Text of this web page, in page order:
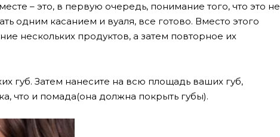
– это, в первую очередь, понимание того, что это не
одним касанием и вуаля, все готово. Вместо этого
нескольких продуктов, а затем повторное их
губ. Затем нанесите на всю площадь ваших губ,
что и помада(она должна покрыть губы).